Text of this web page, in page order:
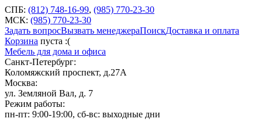
СПБ: (812) 748-16-99, (985) 770-23-30
МСК: (985) 770-23-30
Задать вопросВызвать менеджераПоискДоставка и оплата
Корзина пуста :(
Мебель для дома и офиса
Санкт-Петербург:
Коломяжский проспект, д.27А
Москва:
ул. Земляной Вал, д. 7
Режим работы:
пн-пт: 9:00-19:00, сб-вс: выходные дни